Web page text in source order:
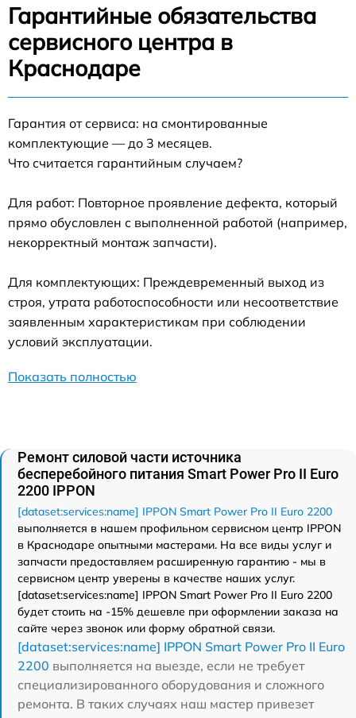
Гарантийные обязательства
сервисного центра в
Краснодаре
Гарантия от сервиса: на смонтированные
комплектующие — до 3 месяцев.
Что считается гарантийным случаем?
Для работ: Повторное проявление дефекта, который
прямо обусловлен с выполненной работой (например,
некорректный монтаж запчасти).
Для комплектующих: Преждевременный выход из
строя, утрата работоспособности или несоответствие
заявленным характеристикам при соблюдении
условий эксплуатации.
Показать полностью
Ремонт силовой части источника
бесперебойного питания Smart Power Pro II Euro
2200 IPPON
[dataset:services:name] IPPON Smart Power Pro II Euro 2200
выполняется в нашем профильном сервисном центр IPPON
в Краснодаре опытными мастерами. На все виды услуг и
запчасти предоставляем расширенную гарантию - мы в
сервисном центр уверены в качестве наших услуг.
[dataset:services:name] IPPON Smart Power Pro II Euro 2200
будет стоить на -15% дешевле при оформлении заказа на
сайте через звонок или форму обратной связи.
[dataset:services:name] IPPON Smart Power Pro II Euro
2200 выполняется на выезде, если не требует
специализированного оборудования и сложного
ремонта. В таких случаях наш мастер привезет